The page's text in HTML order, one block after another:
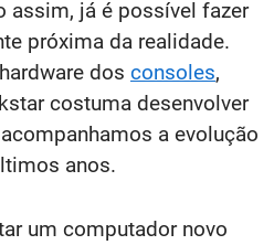
assim, já é possível fazer
próxima da realidade.
dos consoles,
costuma desenvolver
a evolução
anos.
um computador novo